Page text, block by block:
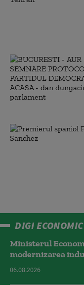
DIGI ECONOMIC
Ministerul
modernizarea
06.08.2026